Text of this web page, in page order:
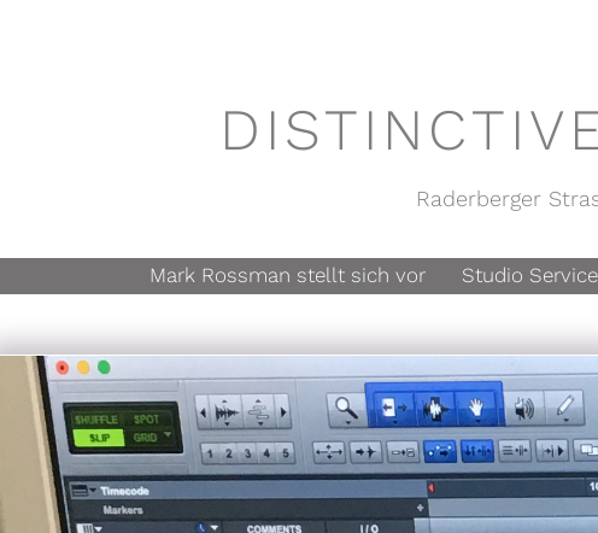
Raderberger
Mark Rossman stellt sich vor Studio Service